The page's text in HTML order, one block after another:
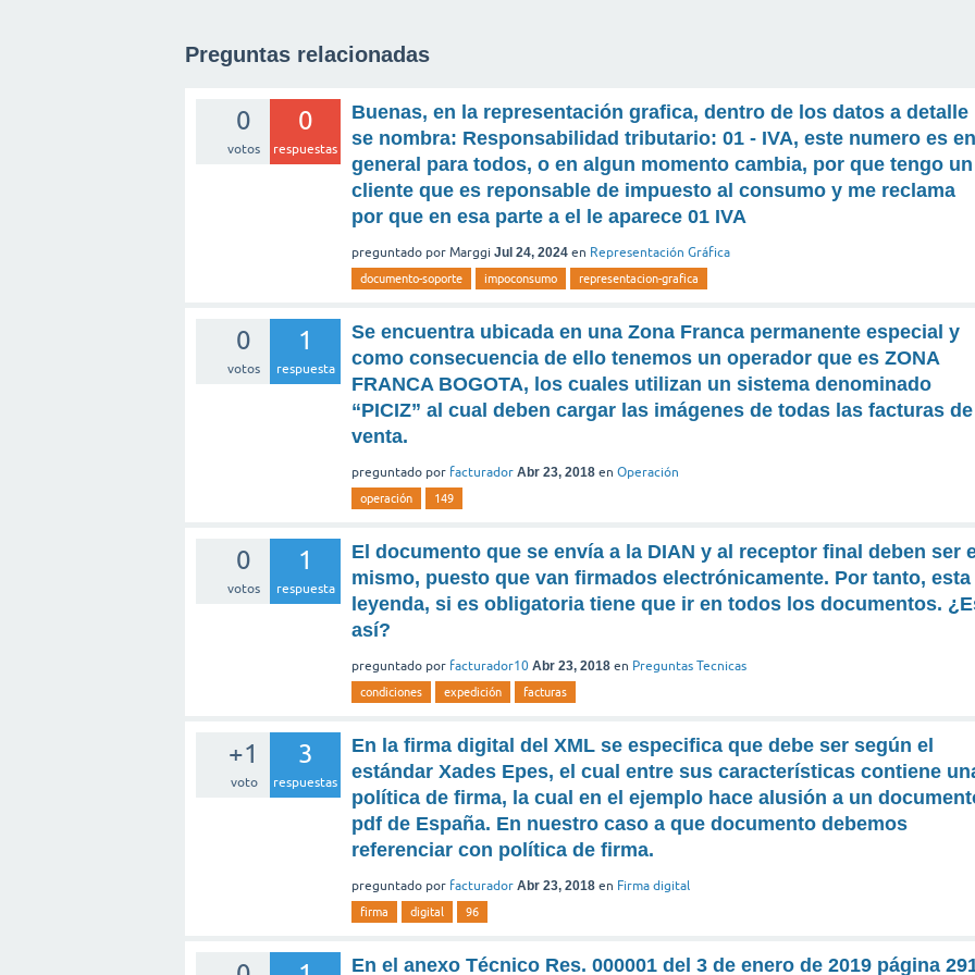
Preguntas relacionadas
0
votos
0
respuestas
Buenas, en la representación grafica, dentro de los datos a detalle
se nombra: Responsabilidad tributario: 01 - IVA, este numero es en
general para todos, o en algun momento cambia, por que tengo un
cliente que es reponsable de impuesto al consumo y me reclama
por que en esa parte a el le aparece 01 IVA
preguntado por Marggi Jul 24, 2024 en Representación Gráfica
documento-soporte impoconsumo representacion-grafica
0
votos
1
respuesta
Se encuentra ubicada en una Zona Franca permanente especial y
como consecuencia de ello tenemos un operador que es ZONA
FRANCA BOGOTA, los cuales utilizan un sistema denominado
“PICIZ” al cual deben cargar las imágenes de todas las facturas de
venta.
preguntado por facturador Abr 23, 2018 en Operación
operación 149
0
votos
1
respuesta
El documento que se envía a la DIAN y al receptor final deben ser
mismo, puesto que van firmados electrónicamente. Por tanto, esta
leyenda, si es obligatoria tiene que ir en todos los documentos.
así?
preguntado por facturador10 Abr 23, 2018 en Preguntas Tecnicas
condiciones expedición facturas
+1
voto
3
respuestas
En la firma digital del XML se especifica que debe ser según el
estándar Xades Epes, el cual entre sus características contiene
política de firma, la cual en el ejemplo hace alusión a un
pdf de España. En nuestro caso a que documento debemos
referenciar con política de firma.
preguntado por facturador Abr 23, 2018 en Firma digital
firma digital 96
En el anexo Técnico Res. 000001 del 3 de enero de 2019 página